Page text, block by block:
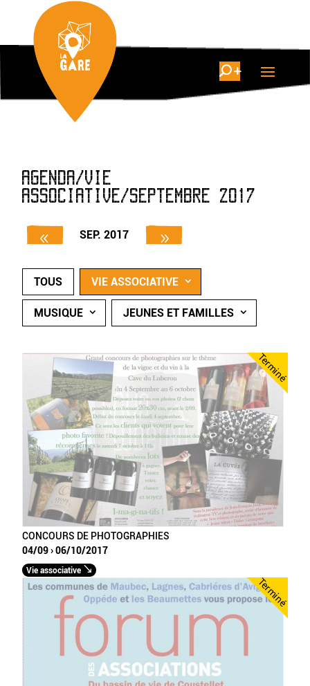
AGENDA/VIE
ASSOCIATIVE/SEPTEMBRE 2017
SEP. 2017
TOUS VIE ASSOCIATIVE
MUSIQUE JEUNES ET FAMILLES
Terminé
CONCOURS DE PHOTOGRAPHIES
04/09 › 06/10/2017
Vie associative
Terminé